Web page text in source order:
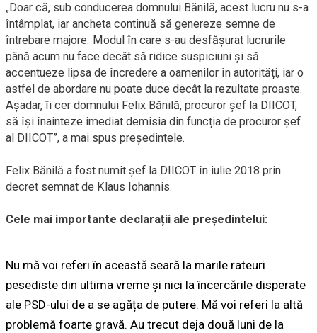
„Doar că, sub conducerea domnului Bănilă, acest lucru nu s-a
întâmplat, iar ancheta continuă să genereze semne de
întrebare majore. Modul în care s-au desfășurat lucrurile
până acum nu face decât să ridice suspiciuni și să
accentueze lipsa de încredere a oamenilor în autorități, iar o
astfel de abordare nu poate duce decât la rezultate proaste.
Așadar, îi cer domnului Felix Bănilă, procuror șef la DIICOT,
să își înainteze imediat demisia din funcția de procuror șef
al DIICOT”, a mai spus președintele.
Felix Bănilă a fost numit șef la DIICOT în iulie 2018 prin
decret semnat de Klaus Iohannis.
Cele mai importante declarații ale președintelui:
Nu mă voi referi în această seară la marile rateuri
pesediste din ultima vreme și nici la încercările disperate
ale PSD-ului de a se agăța de putere. Mă voi referi la altă
problemă foarte gravă. Au trecut deja două luni de la